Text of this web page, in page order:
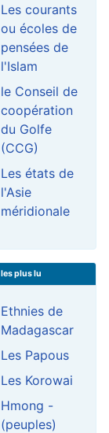
Les courants
ou écoles de
pensées de
l'Islam
le Conseil de
coopération
du Golfe
(CCG)
Les états de
l'Asie
méridionale
les plus lu
Ethnies de
Madagascar
Les Papous
Les Korowai
Hmong -
(peuples)